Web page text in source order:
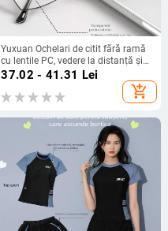
Yuxuan Ochelari de citit fără ramă
cu lentile PC, vedere la distanță și
aproape, formă poligonală, brațe
37.02 - 41.31 Lei
add_shopping_cart